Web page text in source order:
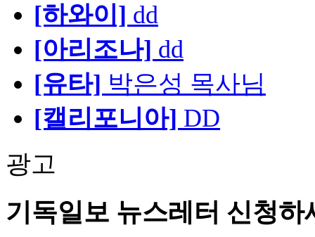
[하와이] dd
[아리조나] dd
[유타] 박은성 목사님
[캘리포니아] DD
광고
기독일보 뉴스레터 신청하